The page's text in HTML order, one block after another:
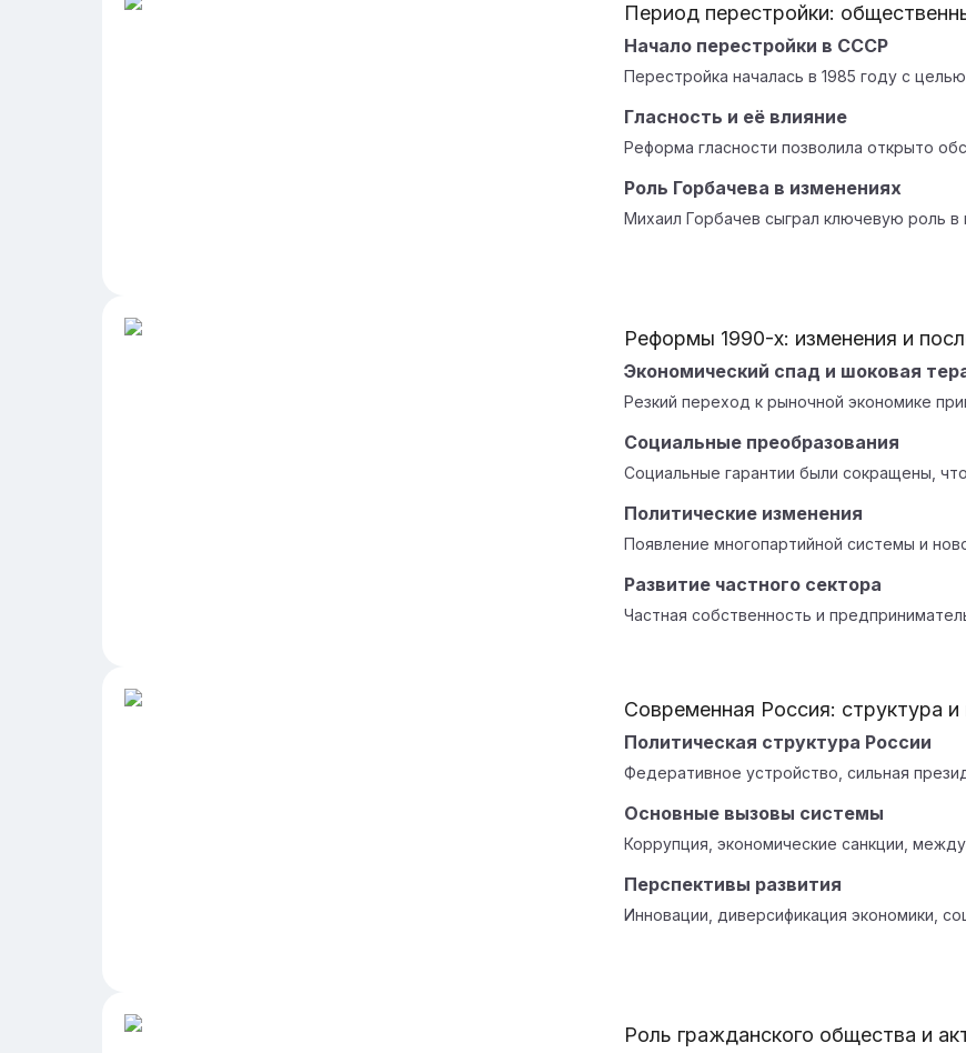
Период перестройки:
Начало перестройки в СССР
Перестройка началась в 1985 году с
Гласность и её влияние
Реформа гласности позволила открыто
Роль Горбачева в изменениях
Михаил Горбачев сыграл ключевую роль в
Реформы 1990-х: изменения и
Экономический спад и шоковая
Резкий переход к рыночной экономике
Социальные преобразования
Социальные гарантии были сокращены,
Политические изменения
Появление многопартийной системы и
Развитие частного сектора
Частная собственность и
Современная Россия: структура
Политическая структура России
Федеративное устройство, сильная
Основные вызовы системы
Коррупция, экономические санкции,
Перспективы развития
Инновации, диверсификация экономики,
Роль гражданского общества и